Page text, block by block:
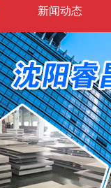
新闻动态